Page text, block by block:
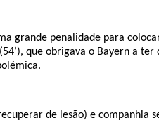
grande penalidade para
que obrigava o Bayern a
de lesão) e